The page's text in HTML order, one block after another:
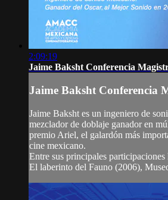
2:09:19
Jaime Baksht Conferencia
Jaime Baksht Conferencia
Jaime Baksht es un ingeniero de
mezclador de doblaje ganador en
premio Ariel, el galardón más
cine mexicano.
Entre sus principales
El laberinto del Fauno (2006),